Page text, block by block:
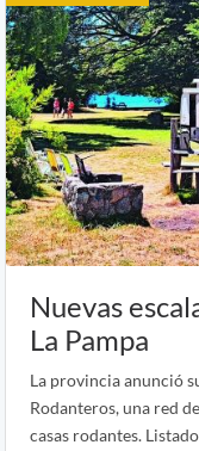
Nuevas
La Pampa
La provincia anunció
Rodanteros, una red
casas rodantes.